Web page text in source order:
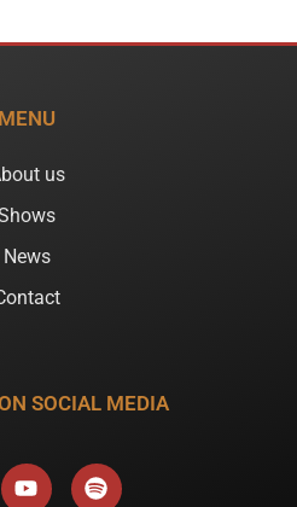
MENU
us
News
SOCIAL MEDIA
o
u
p
o